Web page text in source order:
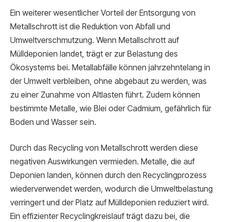
Ein weiterer wesentlicher Vorteil der Entsorgung von
Metallschrott ist die Reduktion von Abfall und
Umweltverschmutzung. Wenn Metallschrott auf
Mülldeponien landet, trägt er zur Belastung des
Ökosystems bei. Metallabfälle können jahrzehntelang in
der Umwelt verbleiben, ohne abgebaut zu werden, was
zu einer Zunahme von Altlasten führt. Zudem können
bestimmte Metalle, wie Blei oder Cadmium, gefährlich für
Boden und Wasser sein.
Durch das Recycling von Metallschrott werden diese
negativen Auswirkungen vermieden. Metalle, die auf
Deponien landen, können durch den Recyclingprozess
wiederverwendet werden, wodurch die Umweltbelastung
verringert und der Platz auf Mülldeponien reduziert wird.
Ein effizienter Recyclingkreislauf trägt dazu bei, die